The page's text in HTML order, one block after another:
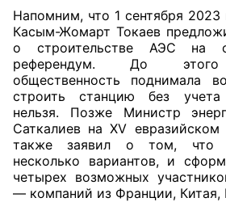
Напомним, что 1 сентября 2023
Касым-Жомарт Токаев
о строительстве АЭС на
референдум. До этого
общественность поднимала
строить станцию без
нельзя. Позже Министр
Саткалиев на XV
также заявил о том, что
несколько вариантов, и
четырех возможных
— компаний из Франции, Китая,